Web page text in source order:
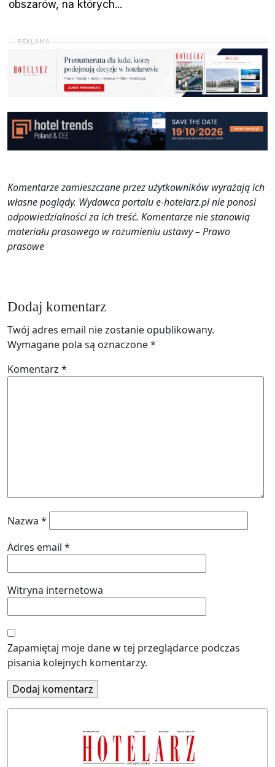
obszarów, na których...
Komentarze zamieszczane przez użytkowników wyrażają ich
własne poglądy. Wydawca portalu e-hotelarz.pl nie ponosi
odpowiedzialności za ich treść. Komentarze nie stanowią
materiału prasowego w rozumieniu ustawy – Prawo
prasowe
Dodaj komentarz
Twój adres email nie zostanie opublikowany.
Wymagane pola są oznaczone*
Komentarz *
Nazwa *
Adres email *
Witryna internetowa
Zapamiętaj moje dane w tej przeglądarce podczas
pisania kolejnych komentarzy.